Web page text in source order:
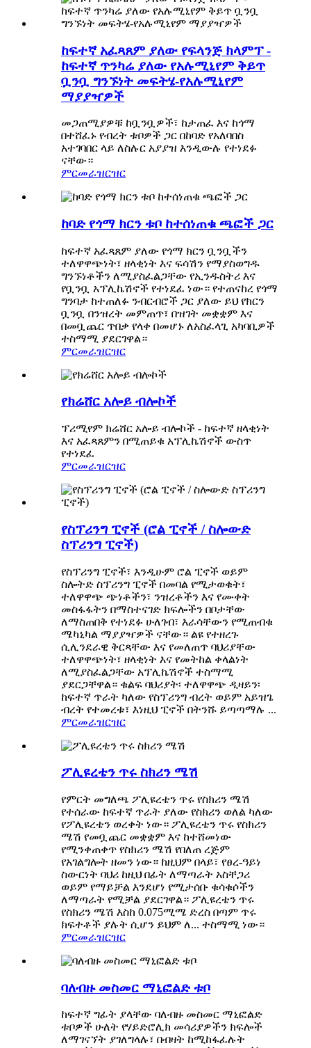
ከፍተኛ አፈጻጸም ያለው የፍላንጅ ክላምፕ -
ከፍተኛ ጥንካሬ ያለው የአሉሚኒየም ቅይጥ
ቧንቧ ግንኙነት መፍትሄ-የአሉሚኒየም
ማያያዣዎች
መጋጠሚያዎቹ ከቧንቧዎች፣ ከታጠፈ እና ከጎማ
በተሸፈኑ የብረት ቱቦዎች ጋር በከባድ የአለባበስ
አተገባበር ላይ ለስሉር አያያዝ እንዲውሉ የተነደፉ
ናቸው።
ምርመራዝርዝር
ከባድ የጎማ ክርን ቱቦ ከተሰነጠቁ ጫፎች ጋር
ከፍተኛ አፈጻጸም ያለው የጎማ ክርን ቧንቧችን
ተለዋዋጭነት፣ ዘላቂነት እና ፍሳሽን የማያስወግዱ
ግንኙነቶችን ለሚያስፈልጋቸው የኢንዱስትሪ እና
የቧንቧ አፕሊኬሽኖች የተነደፈ ነው። የተጠናከረ የጎማ
ግንባታ ከተጠለፉ ንብርብሮች ጋር ያለው ይህ የክርን
ቧንቧ በንዝረት መምጠጥ፣ በዝገት መቋቋም እና
በመቧጨር ጥበቃ የላቀ በመሆኑ ለአስፈላጊ አካባቢዎች
ተስማሚ ያደርገዋል።
ምርመራዝርዝር
የክሬሸር አሎይ ብሎኮች
ፕሪሚየም ክሬሸር አሎይ ብሎኮች - ከፍተኛ ዘላቂነት
እና አፈጻጸምን በሚጠይቁ አፕሊኬሽኖች ውስጥ
የተነደፈ
ምርመራዝርዝር
የስፕሪንግ ፒኖች (ሮል ፒኖች / ስሎውድ
ስፕሪንግ ፒኖች)
የስፕሪንግ ፒኖች፣ እንዲሁም ሮል ፒኖች ወይም
ስሎትድ ስፕሪንግ ፒኖች በመባል የሚታወቁት፣
ተለዋዋጭ ጭነቶችን፣ ንዝረቶችን እና የሙቀት
መስፋፋትን በማስተናገድ ክፍሎችን በቦታቸው
ለማስጠበቅ የተነደፉ ሁለገብ፣ እራሳቸውን የሚጠብቁ
ሜካኒካል ማያያዣዎች ናቸው። ልዩ የተዘረጉ
ሲሊንደራዊ ቅርጻቸው እና የመለጠጥ ባህሪያቸው
ተለዋዋጭነት፣ ዘላቂነት እና የመትከል ቀላልነት
ለሚያስፈልጋቸው አፕሊኬሽኖች ተስማሚ
ያደርጋቸዋል። ቁልፍ ባህሪያት፡ ተለዋዋጭ ዲዛይን፡
ከፍተኛ ጥራት ካለው የስፕሪንግ ብረት ወይም አይዝጌ
ብረት የተመረቱ፣ እነዚህ ፒኖች በትንሹ ይጣጣማሉ ...
ምርመራዝርዝር
ፖሊዩረቴን ጥሩ ስክሪን ሜሽ
የምርት መግለጫ ፖሊዩረቴን ጥሩ የስክሪን ሜሽ
የተሰራው ከፍተኛ ጥራት ያለው የስክሪን ወለል ካለው
የፖሊዩረቴን ወረቀት ነው። ፖሊዩረቴን ጥሩ የስክሪን
ሜሽ የመቧጨር መቋቋም እና ከተሸመነው
የሚንቀጠቀጥ የስክሪን ሜሽ የበለጠ ረጅም
የአገልግሎት ዘመን ነው። ከዚህም በላይ፣ የፀረ-ዓይነ
ስውርነት ባህሪ ከዚህ በፊት ለማጣራት አስቸጋሪ
ወይም የማይቻል እንደሆነ የሚታሰቡ ቁሳቁሶችን
ለማጣራት የሚቻል ያደርገዋል። ፖሊዩረቴን ጥሩ
የስክሪን ሜሽ እስከ 0.075ሚሜ ድረስ በጣም ጥሩ
ክፍተቶች ያሉት ሲሆን ይህም ለ... ተስማሚ ነው።
ምርመራዝርዝር
ባለብዙ መስመር ማኒፎልድ ቱቦ
ከፍተኛ ግፊት ያላቸው ባለብዙ መስመር ማኒፎልድ
ቱቦዎች ሁለት የሃይድሮሊክ መሳሪያዎችን ክፍሎች
ለማገናኘት ያገለግላሉ፣ በብዛት ከሚከፋፈሉት